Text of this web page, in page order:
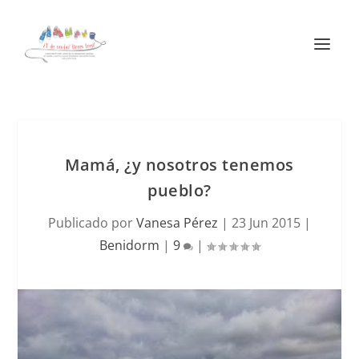
Mamá, ¿y nosotros tenemos
pueblo?
Publicado porVanesa Pérez | 23 Jun 2015 |
Benidorm | 9 |